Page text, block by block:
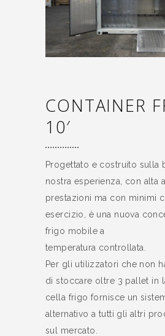
CONTAINER
10′
Progettato e costruito sulla
nostra esperienza, con alta
prestazioni ma con minimi
esercizio, è una nuova
frigo mobile a
temperatura controllata.
Per gli utilizzatori che non
di stoccare oltre 3 pallet in
cella frigo fornisce un
alternativo a tutti gli altri
sul mercato.